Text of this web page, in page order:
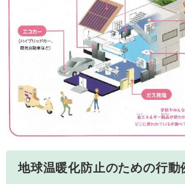
地球温暖化防止のための行動